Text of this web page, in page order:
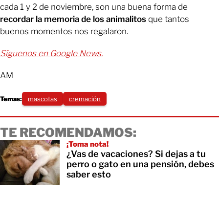
cada 1 y 2 de noviembre, son una buena forma de
recordar la memoria de los animalitos que tantos
buenos momentos nos regalaron.
Síguenos en Google News.
AM
Temas: mascotas cremación
TE RECOMENDAMOS:
¡Toma nota!
¿Vas de vacaciones? Si dejas a tu
perro o gato en una pensión, debes
saber esto